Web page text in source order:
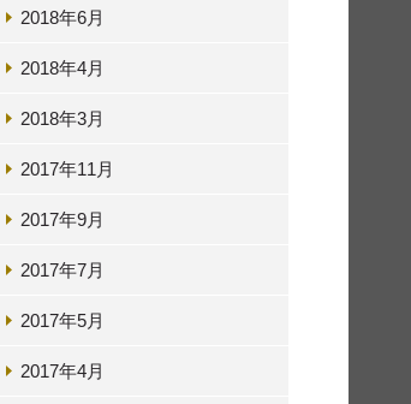
2018年6月
2018年4月
2018年3月
2017年11月
2017年9月
2017年7月
2017年5月
2017年4月